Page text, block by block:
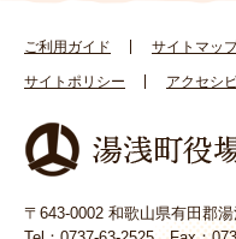
ご利用ガイド サイトマッ
サイトポリシー アクセシ
〒643-0002 和歌山県有田郡